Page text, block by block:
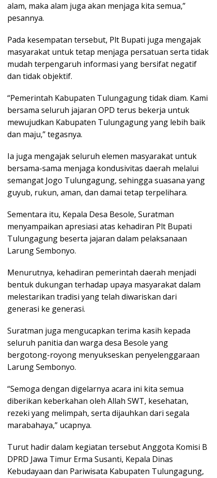
alam, maka alam juga akan menjaga kita semua,”
pesannya.
Pada kesempatan tersebut, Plt Bupati juga mengajak
masyarakat untuk tetap menjaga persatuan serta tidak
mudah terpengaruh informasi yang bersifat negatif
dan tidak objektif.
“Pemerintah Kabupaten Tulungagung tidak diam. Kami
bersama seluruh jajaran OPD terus bekerja untuk
mewujudkan Kabupaten Tulungagung yang lebih baik
dan maju,” tegasnya.
Ia juga mengajak seluruh elemen masyarakat untuk
bersama-sama menjaga kondusivitas daerah melalui
semangat Jogo Tulungagung, sehingga suasana yang
guyub, rukun, aman, dan damai tetap terpelihara.
Sementara itu, Kepala Desa Besole, Suratman
menyampaikan apresiasi atas kehadiran Plt Bupati
Tulungagung beserta jajaran dalam pelaksanaan
Larung Sembonyo.
Menurutnya, kehadiran pemerintah daerah menjadi
bentuk dukungan terhadap upaya masyarakat dalam
melestarikan tradisi yang telah diwariskan dari
generasi ke generasi.
Suratman juga mengucapkan terima kasih kepada
seluruh panitia dan warga desa Besole yang
bergotong-royong menyukseskan penyelenggaraan
Larung Sembonyo.
“Semoga dengan digelarnya acara ini kita semua
diberikan keberkahan oleh Allah SWT, kesehatan,
rezeki yang melimpah, serta dijauhkan dari segala
marabahaya,” ucapnya.
Turut hadir dalam kegiatan tersebut Anggota Komisi B
DPRD Jawa Timur Erma Susanti, Kepala Dinas
Kebudayaan dan Pariwisata Kabupaten Tulungagung,